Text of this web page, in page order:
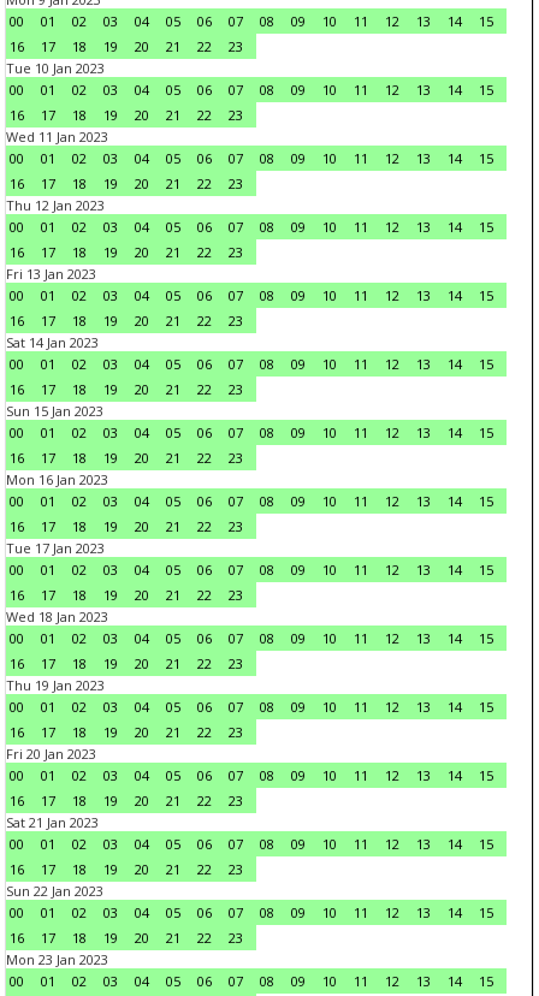
00
01 02 03 04 05 06 07 08 09 10 11 12 13 14
15
16
17 18 19 20 21 22
23
Tue 10 Jan 2023
00
01 02 03 04 05 06 07 08 09 10 11 12 13 14
15
16
17 18 19 20 21 22
23
Wed 11 Jan 2023
00
01 02 03 04 05 06 07 08 09 10 11 12 13 14
15
16
17 18 19 20 21 22
23
Thu 12 Jan 2023
00
01 02 03 04 05 06 07 08 09 10 11 12 13 14
15
16
17 18 19 20 21 22
23
Fri 13 Jan 2023
00
01 02 03 04 05 06 07 08 09 10 11 12 13 14
15
16
17 18 19 20 21 22
23
Sat 14 Jan 2023
00
01 02 03 04 05 06 07 08 09 10 11 12 13 14
15
16
17 18 19 20 21 22
23
Sun 15 Jan 2023
00
01 02 03 04 05 06 07 08 09 10 11 12 13 14
15
16
17 18 19 20 21 22
23
Mon 16 Jan 2023
00
01 02 03 04 05 06 07 08 09 10 11 12 13 14
15
16
17 18 19 20 21 22
23
Tue 17 Jan 2023
00
01 02 03 04 05 06 07 08 09 10 11 12 13 14
15
16
17 18 19 20 21 22
23
Wed 18 Jan 2023
00
01 02 03 04 05 06 07 08 09 10 11 12 13 14
15
16
17 18 19 20 21 22
23
Thu 19 Jan 2023
00
01 02 03 04 05 06 07 08 09 10 11 12 13 14
15
16
17 18 19 20 21 22
23
Fri 20 Jan 2023
00
01 02 03 04 05 06 07 08 09 10 11 12 13 14
15
16
17 18 19 20 21 22
23
Sat 21 Jan 2023
00
01 02 03 04 05 06 07 08 09 10 11 12 13 14
15
16
17 18 19 20 21 22
23
Sun 22 Jan 2023
00
01 02 03 04 05 06 07 08 09 10 11 12 13 14
15
16
17 18 19 20 21 22
23
Mon 23 Jan 2023
00
01 02 03 04 05 06 07 08 09 10 11 12 13 14
15